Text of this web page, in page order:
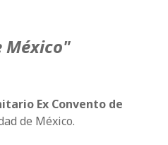
México"
Ex Convento de
de México.